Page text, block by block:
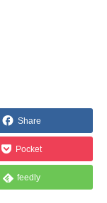
Share
Pocket
feedly